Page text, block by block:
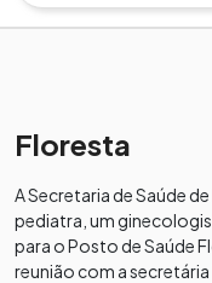
Floresta
A Secretaria de Saúde
pediatra, um
para o Posto de Saúde
reunião com a